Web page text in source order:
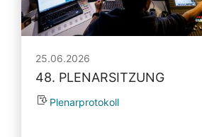
25.06.2026
48. PLENARSITZUNG
Plenarprotokoll